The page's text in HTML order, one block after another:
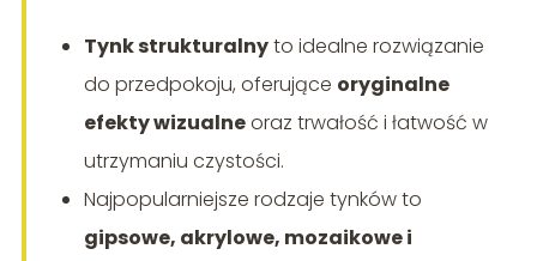
Tynk strukturalnyto idealne rozwiązanie
do przedpokoju, oferujące oryginalne
efekty wizualneoraz trwałość i łatwość w
utrzymaniu czystości.
Najpopularniejsze rodzaje tynków to
gipsowe, akrylowe, mozaikowe i